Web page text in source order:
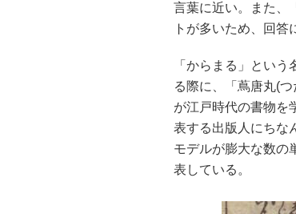
言葉に近い。また、
トが多いため、回答
「からまる」とい
る際に、「蔦唐丸(
が江戸時代の書物を
表する出版人にちな
モデルが膨大な数の
表している。